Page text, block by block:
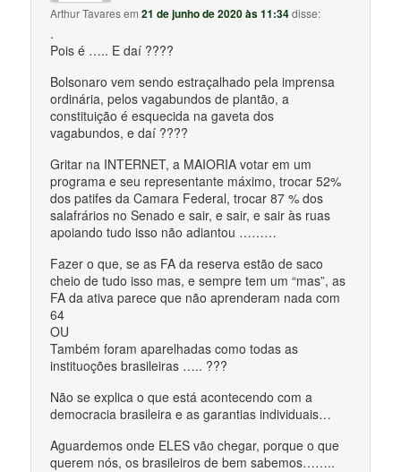
Arthur Tavaresem21 de junho de 2020 às 11:34disse:
.
Pois é ….. E daí ????
Bolsonaro vem sendo estraçalhado pela imprensa
ordinária, pelos vagabundos de plantão, a
constituição é esquecida na gaveta dos
vagabundos, e daí ????
Gritar na INTERNET, a MAIORIA votar em um
programa e seu representante máximo, trocar 52%
dos patifes da Camara Federal, trocar 87 % dos
salafrários no Senado e sair, e sair, e sair às ruas
apoiando tudo isso não adiantou ………
Fazer o que, se as FA da reserva estão de saco
cheio de tudo isso mas, e sempre tem um “mas”, as
FA da ativa parece que não aprenderam nada com
64
OU
Também foram aparelhadas como todas as
instituoções brasileiras ….. ???
Não se explica o que está acontecendo com a
democracia brasileira e as garantias individuais…
Aguardemos onde ELES vão chegar, porque o que
querem nós, os brasileiros de bem sabemos……..